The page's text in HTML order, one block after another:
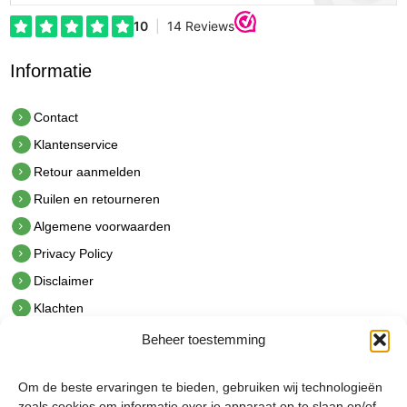
Beheer toestemming
Om de beste ervaringen te bieden, gebruiken wij technologieën
Informatie
Contact
Klantenservice
Retour aanmelden
Ruilen en retourneren
Algemene voorwaarden
Privacy Policy
Disclaimer
Klachten
hetindustriehuis B.V.
De Hoek 1 1601 MR Enkhuizen